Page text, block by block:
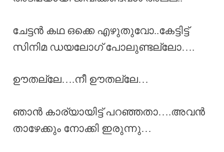
ചേട്ടൻ കഥ ഒക്കെ എഴുതുവോ..കേട്ടിട്ട്
സിനിമ ഡയലോഗ് പോലുണ്ടല്ലോ….
ഊതല്ലേ….നീ ഊതല്ലേ…
ഞാൻ കാര്യായിട്ട് പറഞ്ഞതാ….അവൻ
താഴേക്കും നോക്കി ഇരുന്നു…